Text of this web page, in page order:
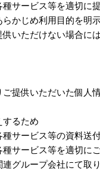
サービス等を適切
かじめ利用目的を明
供いただけない場合
提供いただいた個
するため
サービス等の資料送
サービス等を適切に
グループ会社にて